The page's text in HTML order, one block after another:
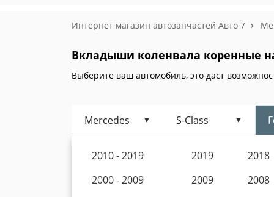
Интернет магазин автозапчастей Авто 7
Вкладыши коленвала коренные
Выберите ваш автомобиль, это даст
Mercedes S-Class
2010 - 2019 2019 2018
2000 - 2009
2009 2008